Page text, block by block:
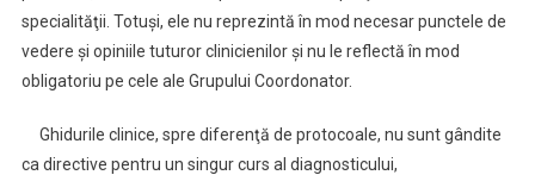
specialităţii. Totuşi, ele nu reprezintă în mod necesar punctele de
vedere şi opiniile tuturor clinicienilor şi nu le reflectă în mod
obligatoriu pe cele ale Grupului Coordonator.
Ghidurile clinice, spre diferenţă de protocoale, nu sunt gândite
ca directive pentru un singur curs al diagnosticului,